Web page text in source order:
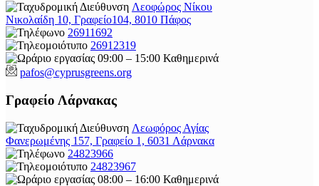
Λεοφώρος Νίκου
Νικολαίδη 10, Γραφείο104, 8010 Πάφος
26911692
26912319
09:00 – 15:00 Καθημερινά
pafos@cyprusgreens.org
Γραφείο Λάρνακας
Λεωφόρος Αγίας
Φανερωμένης 157, Γραφείο 1, 6031 Λάρνακα
24823966
24823967
08:00 – 16:00 Καθημερινά